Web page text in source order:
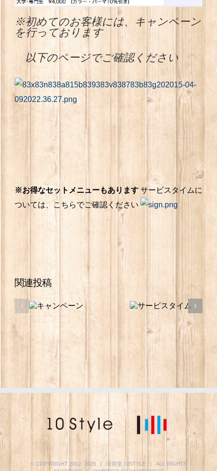
※初めてのお客様には、キャンペーン
を行っております
以下のページでご確認ください
※お得なセットメニューもあります サービスタイムに
ついては、こちらでご確認ください
関連投稿
© COPYRIGHT 2012- 2026 | 理容室 10STYLE| ALL RIGHTS